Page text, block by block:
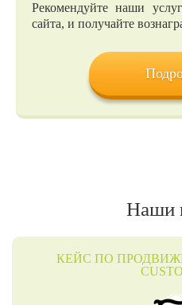
Рекомендуйте наши
сайта, и получайте
Наши
КЕЙС ПО